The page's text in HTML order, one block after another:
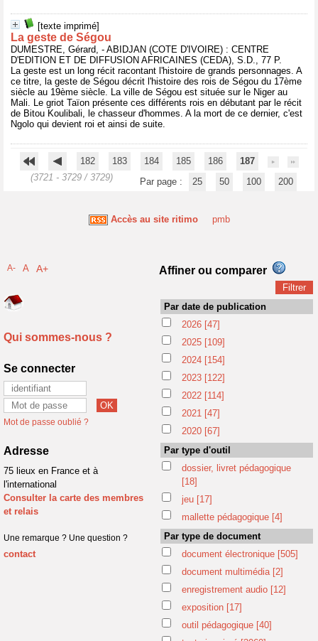
[texte imprimé]
La geste de Ségou
DUMESTRE, Gérard, - ABIDJAN (COTE D'IVOIRE) : CENTRE
D'EDITION ET DE DIFFUSION AFRICAINES (CEDA), S.D., 77 P.
La geste est un long récit racontant l'histoire de grands personnages. A
ce titre, la geste de Ségou décrit l'histoire des rois de Ségou du 17ème
siècle au 19ème siècle. La ville de Ségou est située sur le Niger au
Mali. Le griot Taïon présente ces différents rois en débutant par le récit
de Bitou Koulibali, le chasseur d'hommes. A la mort de ce dernier, c'est
Ngolo qui devient roi et ainsi de suite.
182 183 184 185 186
187
(3721 - 3729 / 3729)
Par page : 25 50 100 200
Accès au site ritimo pmb
A- A A+
Qui sommes-nous ?
Se connecter
Mot de passe oublié ?
Adresse
75 lieux en France et à
l'international
Consulter la carte des membres
et relais
Une remarque ? Une question ?
contact
Affiner ou comparer
Par date de publication
2026 [47]
2025 [109]
2024 [154]
2023 [122]
2022 [114]
2021 [47]
2020 [67]
Par type d'outil
dossier, livret pédagogique
[18]
jeu [17]
mallette pédagogique [4]
Par type de document
document électronique [505]
document multimédia [2]
enregistrement audio [12]
exposition [17]
outil pédagogique [40]